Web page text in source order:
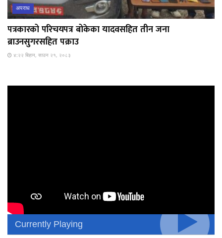
अपराध
पत्रकारको परिचयपत्र बोकेका यादवसहित तीन जना
ब्राउनसुगरसहित पक्राउ
४:२२ बिहान, साउन २१, २०८३
Currently Playing